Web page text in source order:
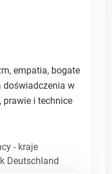
empatia, bogate
doświadczenia w
prawie i technice
- kraje
Deutschland